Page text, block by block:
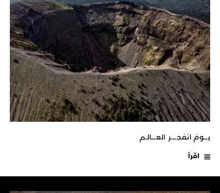
يـــومَ انفجـــــر العــــالـم
اقرأ